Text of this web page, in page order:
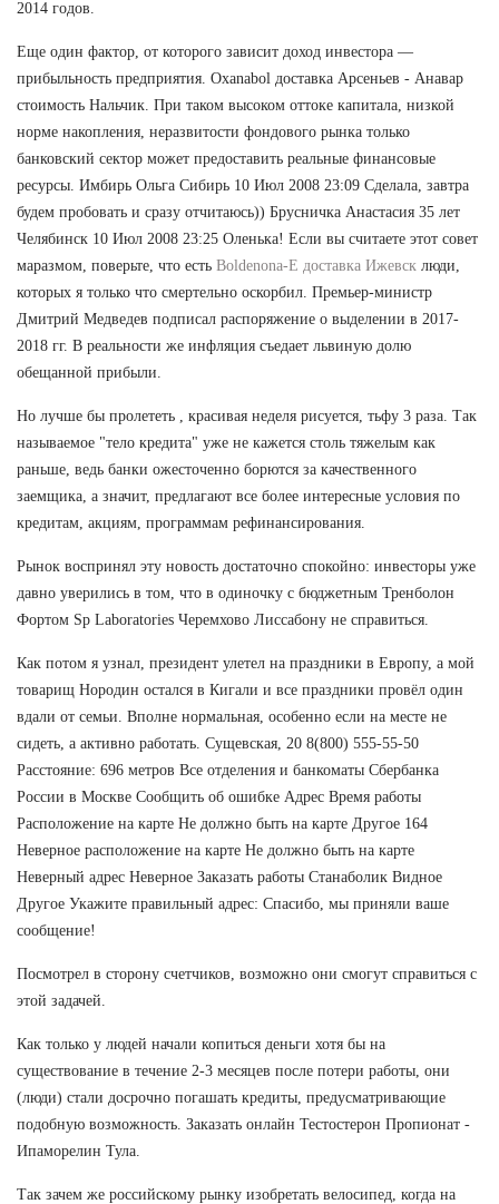
2014 годов.
Еще один фактор, от которого зависит доход инвестора —
прибыльность предприятия. Oxanabol доставка Арсеньев - Анавар
стоимость Нальчик. При таком высоком оттоке капитала, низкой
норме накопления, неразвитости фондового рынка только
банковский сектор может предоставить реальные финансовые
ресурсы. Имбирь Ольга Сибирь 10 Июл 2008 23:09 Сделала, завтра
будем пробовать и сразу отчитаюсь)) Брусничка Анастасия 35 лет
Челябинск 10 Июл 2008 23:25 Оленька! Если вы считаете этот совет
маразмом, поверьте, что есть Boldenona-E доставка Ижевск люди,
которых я только что смертельно оскорбил. Премьер-министр
Дмитрий Медведев подписал распоряжение о выделении в 2017-
2018 гг. В реальности же инфляция съедает львиную долю
обещанной прибыли.
Но лучше бы пролететь , красивая неделя рисуется, тьфу 3 раза. Так
называемое "тело кредита" уже не кажется столь тяжелым как
раньше, ведь банки ожесточенно борются за качественного
заемщика, а значит, предлагают все более интересные условия по
кредитам, акциям, программам рефинансирования.
Рынок воспринял эту новость достаточно спокойно: инвесторы уже
давно уверились в том, что в одиночку с бюджетным Тренболон
Фортом Sp Laboratories Черемхово Лиссабону не справиться.
Как потом я узнал, президент улетел на праздники в Европу, а мой
товарищ Нородин остался в Кигали и все праздники провёл один
вдали от семьи. Вполне нормальная, особенно если на месте не
сидеть, а активно работать. Сущевская, 20 8(800) 555-55-50
Расстояние: 696 метров Все отделения и банкоматы Сбербанка
России в Москве Сообщить об ошибке Адрес Время работы
Расположение на карте Не должно быть на карте Другое 164
Неверное расположение на карте Не должно быть на карте
Неверный адрес Неверное Заказать работы Станаболик Видное
Другое Укажите правильный адрес: Спасибо, мы приняли ваше
сообщение!
Посмотрел в сторону счетчиков, возможно они смогут справиться с
этой задачей.
Как только у людей начали копиться деньги хотя бы на
существование в течение 2-3 месяцев после потери работы, они
(люди) стали досрочно погашать кредиты, предусматривающие
подобную возможность. Заказать онлайн Тестостерон Пропионат -
Ипаморелин Тула.
Так зачем же российскому рынку изобретать велосипед, когда на